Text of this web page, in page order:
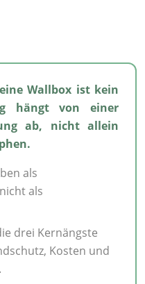
Wallbox ist kein
hängt von einer
ab, nicht allein
als
als
drei Kernängste
Kosten und